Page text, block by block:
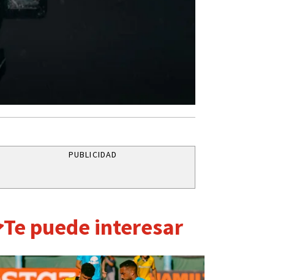
PUBLICIDAD
Te puede interesar